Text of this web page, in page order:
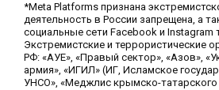
*Meta Platforms признана
деятельность в России запрещена, а
социальные сети Facebook и
Экстремистские и террористические
РФ: «АУЕ», «Правый сектор», «Азов»,
армия», «ИГИЛ» (ИГ, Исламское
УНСО», «Меджлис крымско-татарского